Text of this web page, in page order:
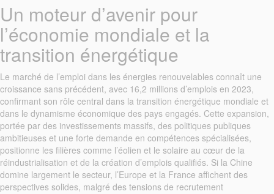
Un moteur d’avenir pour
l’économie mondiale et la
transition énergétique
Le marché de l’emploi dans les énergies renouvelables connaît une
croissance sans précédent, avec 16,2 millions d’emplois en 2023,
confirmant son rôle central dans la transition énergétique mondiale et
dans le dynamisme économique des pays engagés. Cette expansion,
portée par des investissements massifs, des politiques publiques
ambitieuses et une forte demande en compétences spécialisées,
positionne les filières comme l’éolien et le solaire au cœur de la
réindustrialisation et de la création d’emplois qualifiés. Si la Chine
domine largement le secteur, l’Europe et la France affichent des
perspectives solides, malgré des tensions de recrutement